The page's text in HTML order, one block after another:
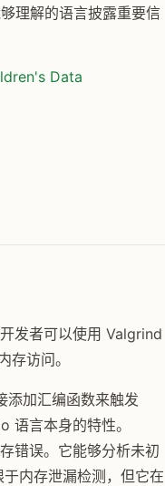
理解的语言披露重要信
Data
发者可以使用 Valgrind
访问。
添加汇编函数来触发
语言本身的特性。
错误。它能够分析未初
内存泄漏检测，但它在